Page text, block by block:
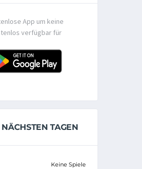
App um keine
verfügbar für
TAGEN
Keine Spiele